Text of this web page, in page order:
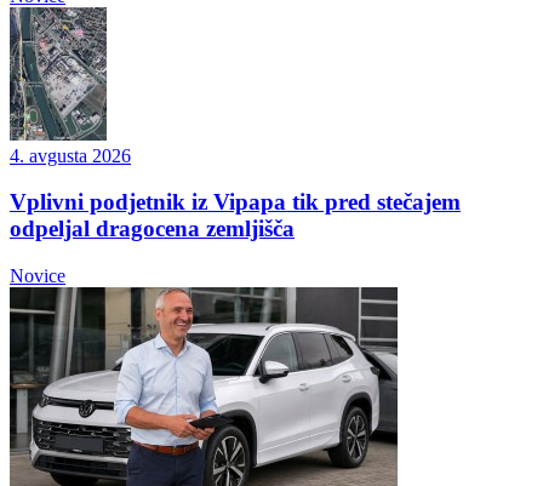
4. avgusta 2026
Vplivni podjetnik iz Vipapa tik pred stečajem
odpeljal dragocena zemljišča
Novice